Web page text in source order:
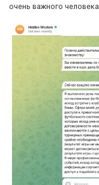
очень важного человека.